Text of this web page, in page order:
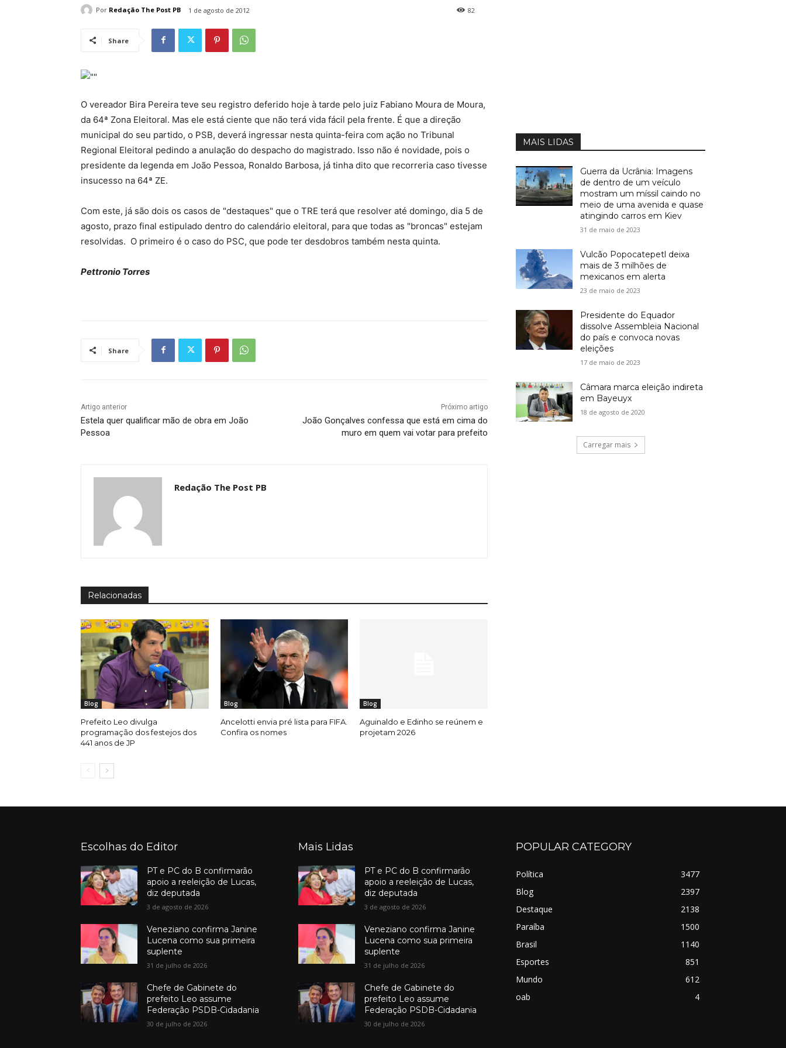
Por Redação The Post PB 1 de agosto de 2012 82
Share
O vereador Bira Pereira teve seu registro deferido hoje à tarde pelo juiz Fabiano Moura de Moura,
da 64ª Zona Eleitoral. Mas ele está ciente que não terá vida fácil pela frente. É que a direção
municipal do seu partido, o PSB, deverá ingressar nesta quinta-feira com ação no Tribunal
Regional Eleitoral pedindo a anulação do despacho do magistrado. Isso não é novidade, pois o
presidente da legenda em João Pessoa, Ronaldo Barbosa, já tinha dito que recorreria caso tivesse
insucesso na 64ª ZE.
Com este, já são dois os casos de "destaques" que o TRE terá que resolver até domingo, dia 5 de
agosto, prazo final estipulado dentro do calendário eleitoral, para que todas as "broncas" estejam
resolvidas. O primeiro é o caso do PSC, que pode ter desdobros também nesta quinta.
Pettronio Torres
Share
Artigo anterior
Estela quer qualificar mão de obra em João
Pessoa
Próximo artigo
João Gonçalves confessa que está em cima do
muro em quem vai votar para prefeito
Redação The Post PB
Relacionadas
Blog
Prefeito Leo divulga
programação dos festejos dos
441 anos de JP
Blog
Ancelotti envia pré lista para FIFA.
Confira os nomes
Blog
Aguinaldo e Edinho se reúnem e
projetam 2026
MAIS LIDAS
Guerra da Ucrânia: Imagens
de dentro de um veículo
mostram um míssil caindo no
meio de uma avenida e quase
atingindo carros em Kiev
31 de maio de 2023
Vulcão Popocatepetl deixa
mais de 3 milhões de
mexicanos em alerta
23 de maio de 2023
Presidente do Equador
dissolve Assembleia Nacional
do país e convoca novas
eleições
17 de maio de 2023
Câmara marca eleição indireta
em Bayeuyx
18 de agosto de 2020
Carregar mais
Escolhas do Editor
PT e PC do B confirmarão
apoio a reeleição de Lucas,
diz deputada
3 de agosto de 2026
Veneziano confirma Janine
Lucena como sua primeira
suplente
31 de julho de 2026
Chefe de Gabinete do
prefeito Leo assume
Federação PSDB-Cidadania
30 de julho de 2026
Mais Lidas
PT e PC do B confirmarão
apoio a reeleição de Lucas,
diz deputada
3 de agosto de 2026
Veneziano confirma Janine
Lucena como sua primeira
suplente
31 de julho de 2026
Chefe de Gabinete do
prefeito Leo assume
Federação PSDB-Cidadania
30 de julho de 2026
POPULAR CATEGORY
Política
3477
Blog
2397
Destaque
2138
Paraíba
1500
Brasil
1140
Esportes
851
Mundo
612
oab
4